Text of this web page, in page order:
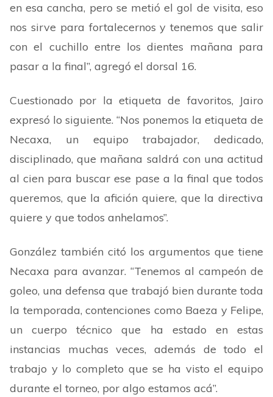
en esa cancha, pero se metió el gol de visita, eso
nos sirve para fortalecernos y tenemos que salir
con el cuchillo entre los dientes mañana para
pasar a la final”, agregó el dorsal 16.
Cuestionado por la etiqueta de favoritos, Jairo
expresó lo siguiente. “Nos ponemos la etiqueta de
Necaxa, un equipo trabajador, dedicado,
disciplinado, que mañana saldrá con una actitud
al cien para buscar ese pase a la final que todos
queremos, que la afición quiere, que la directiva
quiere y que todos anhelamos”.
González también citó los argumentos que tiene
Necaxa para avanzar. “Tenemos al campeón de
goleo, una defensa que trabajó bien durante toda
la temporada, contenciones como Baeza y Felipe,
un cuerpo técnico que ha estado en estas
instancias muchas veces, además de todo el
trabajo y lo completo que se ha visto el equipo
durante el torneo, por algo estamos acá”.